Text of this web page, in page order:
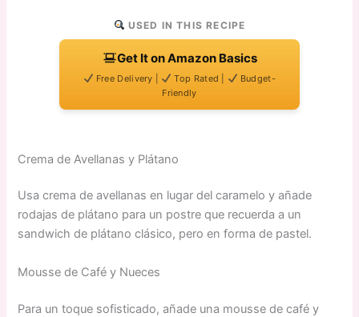
USED IN THIS RECIPE
Get It on Amazon Basics
Free Delivery | Top Rated |
Budget-
Friendly
Crema de Avellanas y Plátano
Usa crema de avellanas en lugar del caramelo y añade
rodajas de plátano para un postre que recuerda a un
sandwich de plátano clásico, pero en forma de pastel.
Mousse de Café y Nueces
Para un toque sofisticado, añade una mousse de café y